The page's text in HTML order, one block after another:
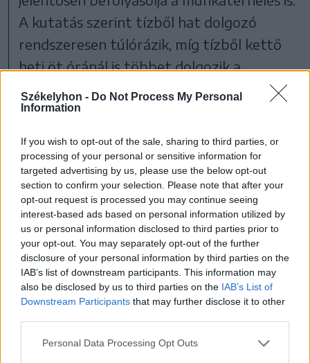
Székelyhon - Do Not Process My Personal
Information
If you wish to opt-out of the sale, sharing to third parties, or
processing of your personal or sensitive information for
targeted advertising by us, please use the below opt-out
section to confirm your selection. Please note that after your
opt-out request is processed you may continue seeing
interest-based ads based on personal information utilized by
us or personal information disclosed to third parties prior to
your opt-out. You may separately opt-out of the further
disclosure of your personal information by third parties on the
IAB’s list of downstream participants. This information may
also be disclosed by us to third parties on the IAB’s List of
Downstream Participants that may further disclose it to other
Personal Data Processing Opt Outs
A kutatás szerint tízből hat dolgozó
rendszeresen túlórázik, míg tízből kettő
heti öt óránál is többet dolgozik a
hivatalos munkaidőn felül.
Ma már megkerülhetetlen
tényezőkről beszélünk
Szakértők szerint mindez rámutat arra,
hogy az aktív munkaerőre egyre nagyobb
nyomás nehezedik, és sürgető szükség van
a mentális egészséget támogató
intézkedésekre, a szervezeti reziliencia
erősítésére, valamint a munkavállalói
erőfeszítések megfelelő elismerésére.